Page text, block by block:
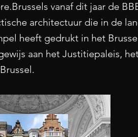
vanaf dit jaar de
architectuur die in de
heeft gedrukt in het
aan het Justitiepaleis,